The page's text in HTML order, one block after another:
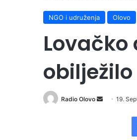
NGO i udruženja Olovo
Lovačko
Radio Olovo
Send19.